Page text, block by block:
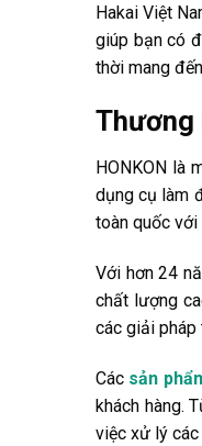
Hakai Việt
giúp bạn có
thời mang
Thương
HONKON là
dụng cụ làm
toàn quốc với
Với hơn 24
chất lượng
các giải
Các sản
khách hàng.
việc xử lý các